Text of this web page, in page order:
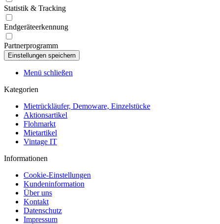
Statistik & Tracking
Endgeräteerkennung
Partnerprogramm
Menü schließen
Kategorien
Mietrückläufer, Demoware, Einzelstücke
Aktionsartikel
Flohmarkt
Mietartikel
Vintage IT
Informationen
Cookie-Einstellungen
Kundeninformation
Über uns
Kontakt
Datenschutz
Impressum